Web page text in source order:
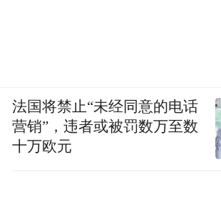
法国将禁止“未经同意的电话
营销”，违者或被罚数万至数
十万欧元